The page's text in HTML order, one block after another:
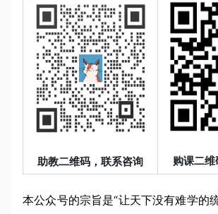
助教二维码，联系咨询 购课二
本公众号的宗旨是“让天下没有难学的